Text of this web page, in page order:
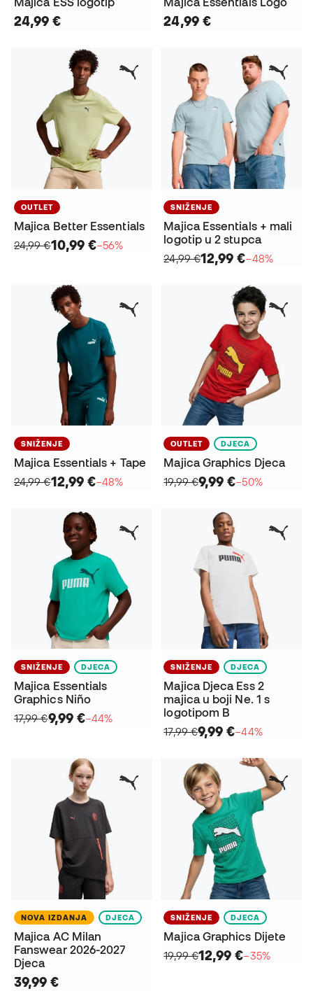
24,99 € 24,99 €
OUTLET
Majica Better Essentials
24,99 €10,99 €−56%
SNIŽENJE
Majica Essentials + mali
logotip u 2 stupca
24,99 €12,99 €−48%
SNIŽENJE
Majica Essentials + Tape
24,99 €12,99 €−48%
OUTLET DJECA
Majica Graphics Djeca
19,99 €9,99 €−50%
SNIŽENJE DJECA
Majica Essentials
Graphics Niño
17,99 €9,99 €−44%
SNIŽENJE DJECA
Majica Djeca Ess 2
majica u boji Ne. 1 s
logotipom B
17,99 €9,99 €−44%
NOVA IZDANJA DJECA
Majica AC Milan
Fanswear 2026-2027
Djeca
39,99 €
SNIŽENJE DJECA
Majica Graphics Dijete
19,99 €12,99 €−35%